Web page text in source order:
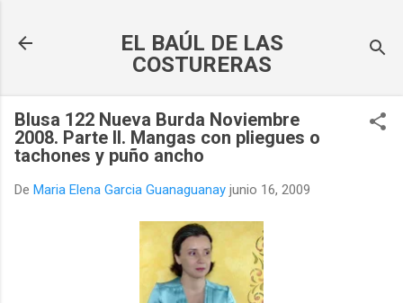
EL BAÚL DE LAS
COSTURERAS
Blusa 122 Nueva Burda Noviembre
2008. Parte II. Mangas con pliegues o
tachones y puño ancho
De Maria Elena Garcia Guanaguanay junio 16, 2009